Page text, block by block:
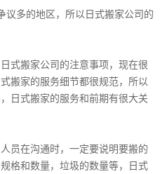
多的地区，所以日式搬家公司的
搬家公司的注意事项，现在很
搬家的服务细节都很规范，所以
日式搬家的服务和前期有很大关
在沟通时，一定要说明要搬的
格和数量，垃圾的数量等，日式